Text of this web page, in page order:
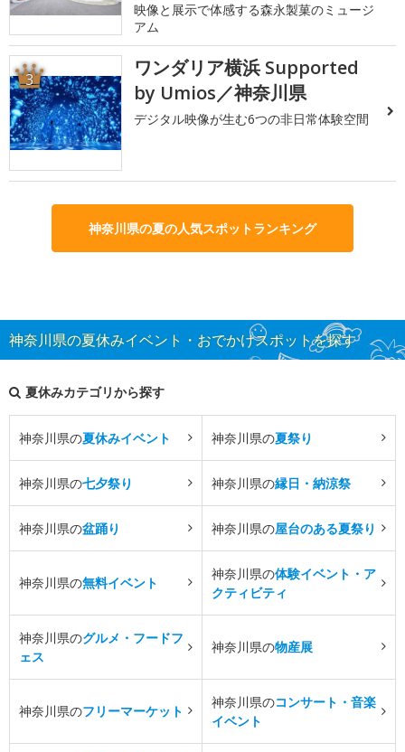
映像と展示で体感する森永製菓のミュージ
アム
3
ワンダリア横浜 Supported
by Umios／神奈川県
デジタル映像が生む6つの非日常体験空間
神奈川県の夏の人気スポットランキング
神奈川県の夏休みイベント・おでかけスポットを探す
夏休みカテゴリから探す
神奈川県の夏休みイベント 神奈川県の夏祭り
神奈川県の七夕祭り 神奈川県の縁日・納涼祭
神奈川県の盆踊り 神奈川県の屋台のある夏祭り
神奈川県の無料イベント
神奈川県の体験イベント・ア
クティビティ
神奈川県のグルメ・フードフ
ェス
神奈川県の物産展
神奈川県のフリーマーケット
神奈川県のコンサート・音楽
イベント